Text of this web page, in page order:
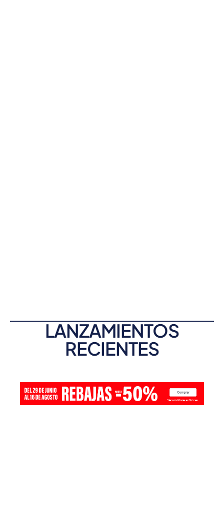
LANZAMIENTOS
RECIENTES